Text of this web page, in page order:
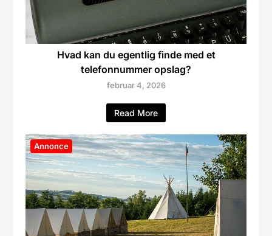
Hvad kan du egentlig finde med et
telefonnummer opslag?
februar 4, 2026
Read More
Annonce